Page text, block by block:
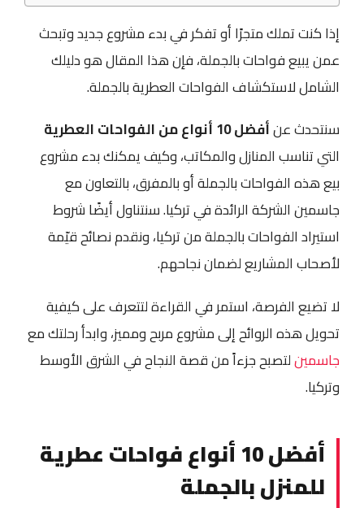
إذا كنت تملك متجرًا أو تفكر في بدء مشروع جديد وتبحث
عمن يبيع فواحات بالجملة، فإن هذا المقال هو دليلك
الشامل لاستكشاف الفواحات العطرية بالجملة.
سنتحدث عنأفضل 10 أنواع من الفواحات العطرية
التي تناسب المنازل والمكاتب، وكيف يمكنك بدء مشروع
بيع هذه الفواحات بالجملة أو بالمفرق، بالتعاون مع
جاسمين الشركة الرائدة في تركيا. سنتناول أيضًا شروط
استيراد الفواحات بالجملة من تركيا، ونقدم نصائح قيّمة
لأصحاب المشاريع لضمان نجاحهم.
لا تضيع الفرصة، استمر في القراءة لتتعرف على كيفية
تحويل هذه الروائح إلى مشروع مربح ومميز، وابدأ رحلتك مع
جاسمينلتصبح جزءاً من قصة النجاح في الشرق الأوسط
وتركيا.
أفضل 10 أنواع فواحات عطرية
للمنزل بالجملة